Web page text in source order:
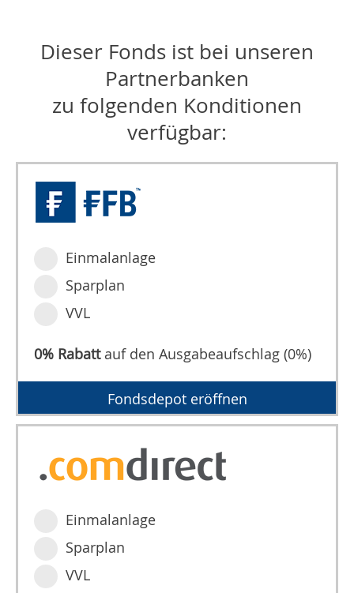
Dieser Fonds ist bei unseren
Partnerbanken
zu folgenden Konditionen
verfügbar:
Einmalanlage
Sparplan
VVL
0% Rabattauf den Ausgabeaufschlag (0%)
Fondsdepot eröffnen
Einmalanlage
Sparplan
VVL